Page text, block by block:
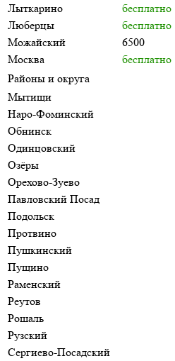
Лыткарино
бесплатно
Люберцы
бесплатно
Можайский
6500
Москва
бесплатно
Районы и округа
Мытищи
Наро-Фоминский
Обнинск
Одинцовский
Озёры
Орехово-Зуево
Павловский Посад
Подольск
Протвино
Пушкинский
Пущино
Раменский
Реутов
Рошаль
Рузский
Сергиево-Посадский